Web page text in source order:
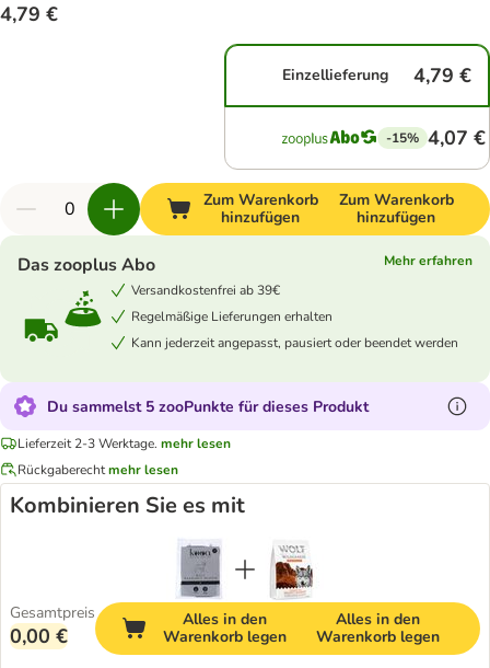
4,79 €
Einzellieferung 4,79 €
-15% 4,07 €
Zum Warenkorb
hinzufügen
Zum Warenkorb
hinzufügen
Das zooplus Abo
Mehr erfahren
Versandkostenfrei ab 39€
Regelmäßige Lieferungen erhalten
Kann jederzeit angepasst, pausiert oder beendet werden
Du sammelst 5 zooPunkte für dieses Produkt
Lieferzeit 2-3 Werktage. mehr lesen
Rückgaberechtmehr lesen
Kombinieren Sie es mit
Gesamtpreis
0,00 €
Alles in den
Warenkorb legen
Alles in den
Warenkorb legen